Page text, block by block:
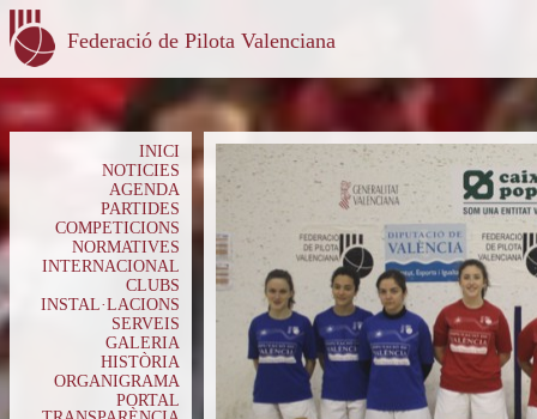
Federació de Pilota Valenciana
INICI
NOTICIES
AGENDA
PARTIDES
COMPETICIONS
NORMATIVES
INTERNACIONAL
CLUBS
INSTAL·LACIONS
SERVEIS
GALERIA
HISTÒRIA
ORGANIGRAMA
PORTAL